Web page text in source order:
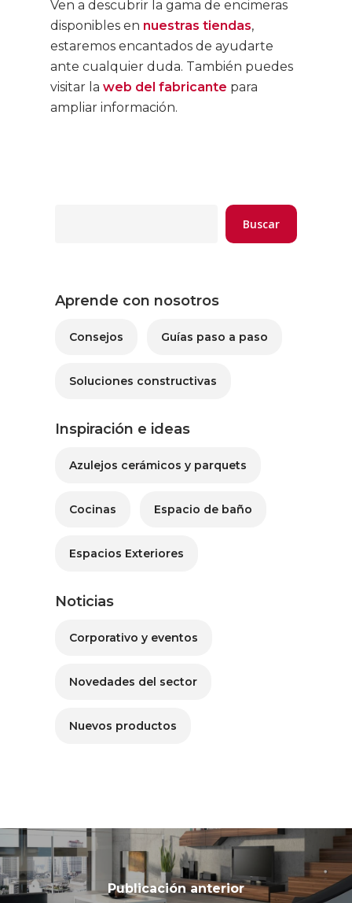
Ven a descubrir la gama de encimeras
disponibles en nuestrastiendas,
estaremos encantados de ayudarte
ante cualquier duda. También puedes
visitar laweb del fabricante para
ampliar información.
Buscar
Aprende con nosotros
Consejos Guías paso a paso
Soluciones constructivas
Inspiración e ideas
Azulejos cerámicos y parquets
Cocinas Espacio de baño
Espacios Exteriores
Noticias
Corporativo y eventos
Novedades del sector
Nuevos productos
Publicación anterior